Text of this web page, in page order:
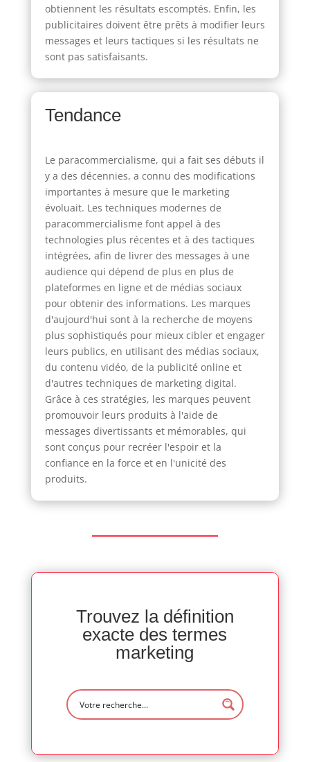
obtiennent les résultats escomptés. Enfin, les
publicitaires doivent être prêts à modifier leurs
messages et leurs tactiques si les résultats ne
sont pas satisfaisants.
Tendance
Le paracommercialisme, qui a fait ses débuts il
y a des décennies, a connu des modifications
importantes à mesure que le marketing
évoluait. Les techniques modernes de
paracommercialisme font appel à des
technologies plus récentes et à des tactiques
intégrées, afin de livrer des messages à une
audience qui dépend de plus en plus de
plateformes en ligne et de médias sociaux
pour obtenir des informations. Les marques
d'aujourd'hui sont à la recherche de moyens
plus sophistiqués pour mieux cibler et engager
leurs publics, en utilisant des médias sociaux,
du contenu vidéo, de la publicité online et
d'autres techniques de marketing digital.
Grâce à ces stratégies, les marques peuvent
promouvoir leurs produits à l'aide de
messages divertissants et mémorables, qui
sont conçus pour recréer l'espoir et la
confiance en la force et en l'unicité des
produits.
Trouvez la définition
exacte des termes
marketing